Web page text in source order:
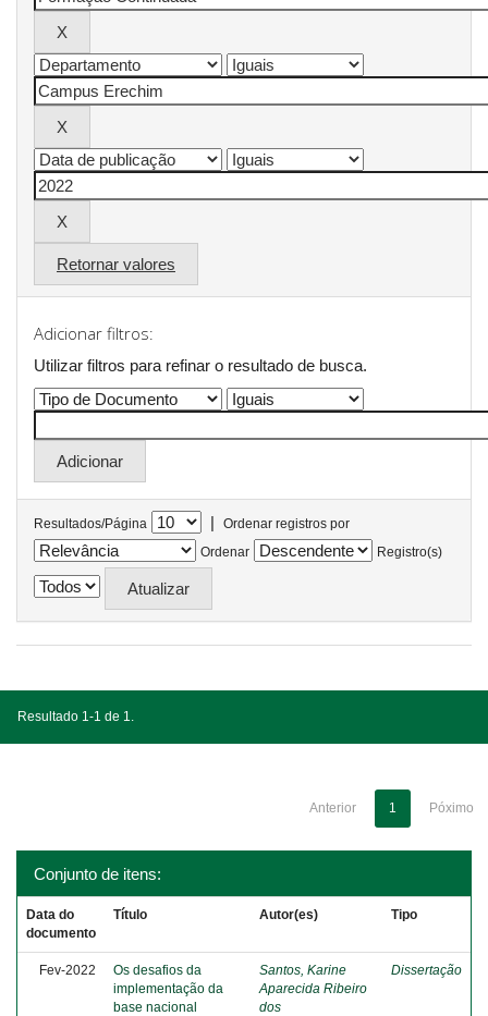
Retornar valores
Adicionar filtros:
Utilizar filtros para refinar o resultado de busca.
Resultados/Página |
Ordenar registros por
Ordenar
Registro(s)
Resultado 1-1 de 1.
Anterior 1 Póximo
Conjunto de itens:
Data do
documento
Título Autor(es) Tipo
Fev-2022
Os desafios da
implementação da
base nacional
Santos, Karine
Aparecida Ribeiro
dos
Dissertação